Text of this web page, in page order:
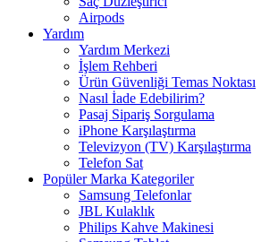
Airpods
Yardım
Yardım Merkezi
İşlem Rehberi
Ürün Güvenliği Temas Noktası
Nasıl İade Edebilirim?
Pasaj Sipariş Sorgulama
iPhone Karşılaştırma
Televizyon (TV) Karşılaştırma
Telefon Sat
Popüler Marka Kategoriler
Samsung Telefonlar
JBL Kulaklık
Philips Kahve Makinesi